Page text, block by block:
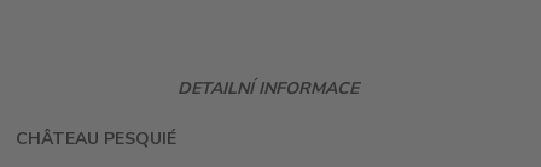
DETAILNÍ INFORMACE
CHÂTEAU PESQUIÉ